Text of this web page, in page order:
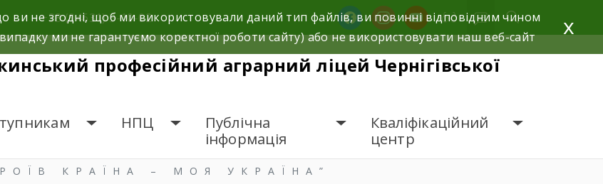
+38 (04631) 3-10-02 facebookinstagramyoutube
професійний аграрний ліцей Чернігівської
НПЦ
Публічна
інформація
Кваліфікаційний
центр
КРАЇНА – МОЯ УКРАЇНА”
не згодні, щоб ми використовували даний тип файлів, ви повинні відповідним чином
ми не гарантуємо коректної роботи сайту) або не використовувати наш веб-сайт
x